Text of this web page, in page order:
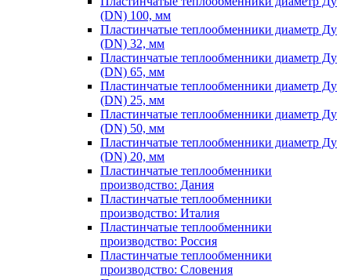
(DN) 100, мм
Пластинчатые теплообменники диаметр Ду
(DN) 32, мм
Пластинчатые теплообменники диаметр Ду
(DN) 65, мм
Пластинчатые теплообменники диаметр Ду
(DN) 25, мм
Пластинчатые теплообменники диаметр Ду
(DN) 50, мм
Пластинчатые теплообменники диаметр Ду
(DN) 20, мм
Пластинчатые теплообменники
производство: Дания
Пластинчатые теплообменники
производство: Италия
Пластинчатые теплообменники
производство: Россия
Пластинчатые теплообменники
производство: Словения